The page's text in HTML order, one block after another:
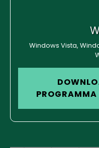
Windows Vista,